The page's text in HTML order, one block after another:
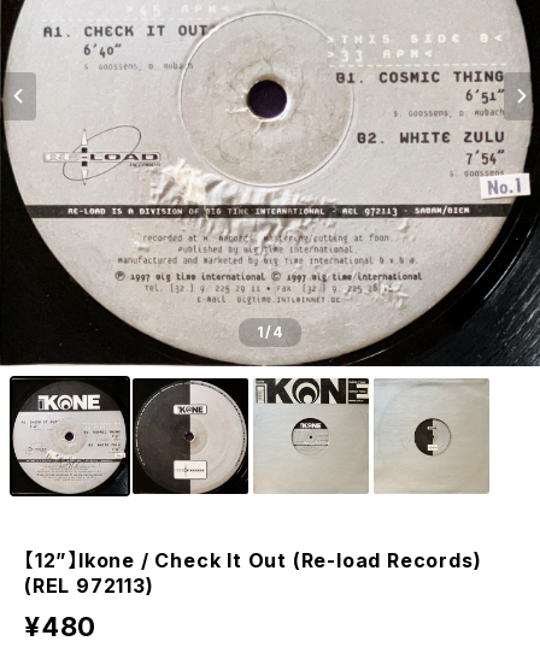
1/4
【12”】Ikone / Check It Out (Re-load Records)
(REL 972113)
¥480